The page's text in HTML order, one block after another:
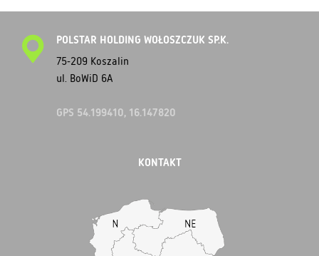
POLSTAR HOLDING WOŁOSZCZUK SP.K.
75-209 Koszalin
ul. BoWiD 6A
GPS 54.199410, 16.147820
KONTAKT